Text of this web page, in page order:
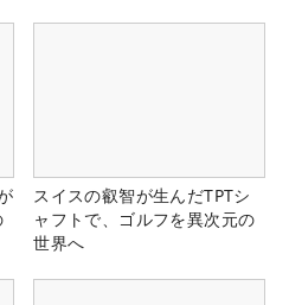
スイスの叡智が生んだTPTシ
ャフトで、ゴルフを異次元の
世界へ